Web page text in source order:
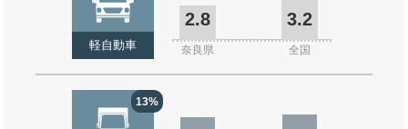
軽自動車
2.8 3.2
奈良県 全国
13%